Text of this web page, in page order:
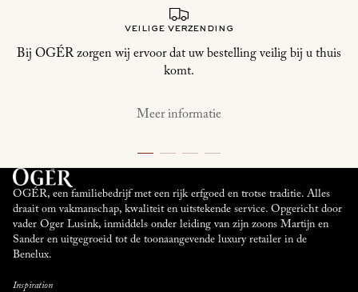
veilige verzending
Bij OGÉR zorgen wij ervoor dat uw bestelling veilig bij u thuis
komt.
Meer informatie
OGÉR, een familiebedrijf met een rijk erfgoed en trotse traditie. Alles
draait om vakmanschap, kwaliteit en uitstekende service. Opgericht door
vader Oger Lusink, inmiddels onder leiding van zijn zoons Martijn en
Sander en uitgegroeid tot de toonaangevende luxury retailer in de
Benelux.
Inspiration